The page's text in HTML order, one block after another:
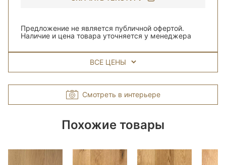
Предложение не является публичной офертой.
Наличие и цена товара уточняется у менеджера
ВСЕ ЦЕНЫ
Смотреть в интерьере
Похожие товары